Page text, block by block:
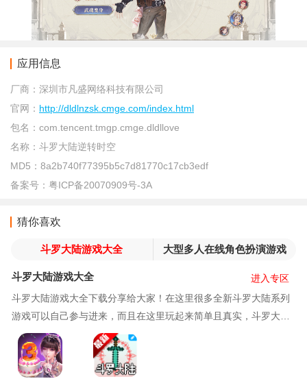
应用信息
厂商： 深圳市凡盛网络科技有限公司
官网： http://dldlnzsk.cmge.com/index.html
包名： com.tencent.tmgp.cmge.dldllove
名称： 斗罗大陆逆转时空
MD5： 8a2b740f77395b5c7d81770c17cb3edf
备案号： 粤ICP备20070909号-3A
猜你喜欢
斗罗大陆游戏大全 大型多人在线角色扮演游戏
斗罗大陆游戏大全
斗罗大陆游戏大全下载分享给大家！在这里很多全新斗罗大陆系列
游戏可以自己参与进来，而且在这里玩起来简单且真实，斗罗大陆
主题ip的各种玩法有例如卡牌游戏、网络游戏、动作游戏等等都
有，如果你也喜欢的话记得来肥宅姬下载体验吧！
进入专区